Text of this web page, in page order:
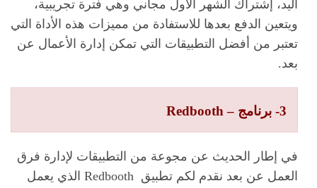
اليد، إشتراك الشهر الأول مجاني وهي فترة تجريبية،
ويتعين الدفع بعدها للاستفادة من مميزات هذه الأداة التي
تعتبر من أفضل التطبيقات التي تمكن إدارة الأعمال عن
بعد.
3- برنامج – Redbooth
في إطار الحديث عن مجوعة من التطبيقات لإدارة فرق
العمل عن بعد نقدم لكم تطبيق Redbooth الذي يعمل